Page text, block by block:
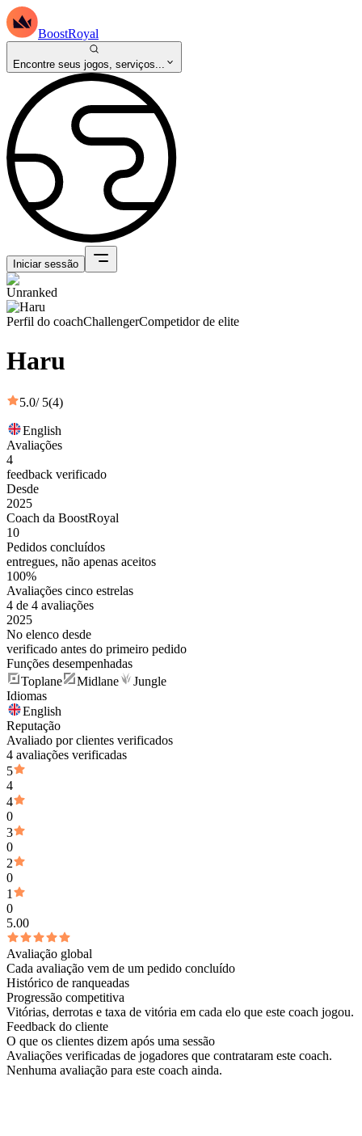
BoostRoyal
Encontre seus jogos, serviços...
Iniciar sessão
Perfil do coachChallengerCompetidor de elite
Haru
5.0/ 5(4)
English
Avaliações
4
feedback verificado
Desde
2025
Coach da BoostRoyal
10
Pedidos concluídos
entregues, não apenas aceitos
100%
Avaliações cinco estrelas
4 de 4 avaliações
2025
No elenco desde
verificado antes do primeiro pedido
Funções desempenhadas
Toplane
Midlane
Jungle
Idiomas
English
Reputação
Avaliado por clientes verificados
4 avaliações verificadas
5
4
4
0
3
0
2
0
1
0
5.00
Avaliação global
Cada avaliação vem de um pedido concluído
Histórico de ranqueadas
Progressão competitiva
Vitórias, derrotas e taxa de vitória em cada elo que este coach jogou.
Feedback do cliente
O que os clientes dizem após uma sessão
Avaliações verificadas de jogadores que contrataram este coach.
Nenhuma avaliação para este coach ainda.